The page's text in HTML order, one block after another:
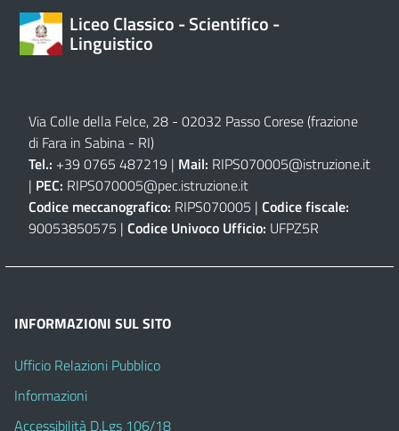
Liceo Classico - Scientifico -
Linguistico
Via Colle della Felce, 28 - 02032 Passo Corese (frazione
di Fara in Sabina - RI)
Tel.: +39 0765 487219 | Mail: RIPS070005@istruzione.it
| PEC: RIPS070005@pec.istruzione.it
Codice meccanografico: RIPS070005 | Codice fiscale:
90053850575 | Codice Univoco Ufficio: UFPZ5R
INFORMAZIONI SUL SITO
Ufficio Relazioni Pubblico
Informazioni
Accessibilità D.Lgs 106/18